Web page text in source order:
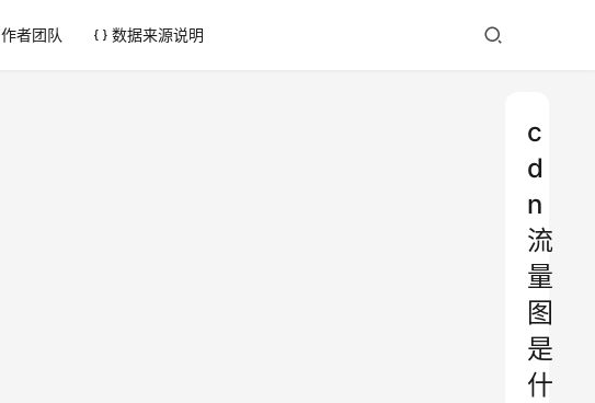
作者团队 数据来源说明
c
d
n
流
量
图
是
什